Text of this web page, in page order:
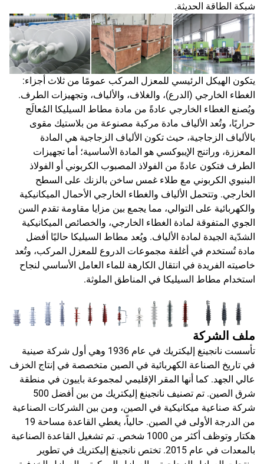
شبكة الطاقة الحديثة.
يتكون الهيكل الرئيسي للمعزل المركب عمومًا من ثلاث أجزاء:
الغطاء الخارجي (الدرع)، والغلاف، والألياف، وتجهيزات الطرف.
ويُصنع الغطاء الخارجي عادةً من مادة مطاط السيليكا المُعالَج
حراريًا، وتُعد الألياف مادة مركبة مصنوعة من بلاستيك مقوى
بالألياف الزجاجية، حيث تكون الألياف الزجاجية هي المادة
المعززة، وراتنج الإيبوكسي هو المادة الأساسية؛ أما تجهيزات
الطرف فتكون عادةً من الفولاذ المصبوب الكربوني أو الفولاذ
البنيوي الكربوني مع طلاء غمس ساخن بالزنك على السطح
الخارجي. وتتحمل الألياف والغطاء الخارجي الأحمال الميكانيكية
والكهربائية على التوالي، مما يجمع بين مزايا مقاومة تقدم السن
الجوي المتفوقة لمادة الغطاء الخارجي، والخصائص الميكانيكية
الشدّية الجيدة لمادة الألياف. ويُعد مطاط السيليكا حاليًا أفضل
مادة تُستخدم في أغلفة مجموعات الدروع للمعزل المركب، وتُعد
خاصيته الفريدة في انتقال الكارهة للماء العامل الأساسي لنجاح
استخدام مطاط السيليكا في المناطق الملوثة.
ملف الشركة
تأسست نانجينغ إليكتريك في عام 1936 وهي أول شركة صينية
في تاريخ الصناعة الكهربائية في الصين متخصصة في إنتاج الخزف
عالي الجهد. كما أنها المقر الإقليمي لمجموعة باييون في منطقة
شرق الصين. تم تصنيف نانجينغ إليكتريك من بين أفضل 500
شركة صناعية ميكانيكية في الصين، ومن بين الشركات الصناعية
من الدرجة الأولى في الصين. حالياً، يغطي القاعدة مساحة 19
هكتار وتوظف أكثر من 1000 شخص. تم تشغيل القاعدة الصناعية
بالمعدات في عام 2015. تختص نانجينغ إليكتريك في تطوير